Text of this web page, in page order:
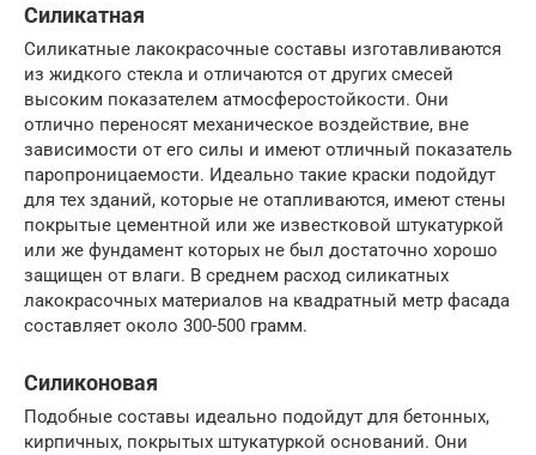
Силикатная
Силикатные лакокрасочные составы изготавливаются
из жидкого стекла и отличаются от других смесей
высоким показателем атмосферостойкости. Они
отлично переносят механическое воздействие, вне
зависимости от его силы и имеют отличный показатель
паропроницаемости. Идеально такие краски подойдут
для тех зданий, которые не отапливаются, имеют стены
покрытые цементной или же известковой штукатуркой
или же фундамент которых не был достаточно хорошо
защищен от влаги. В среднем расход силикатных
лакокрасочных материалов на квадратный метр фасада
составляет около 300-500 грамм.
Силиконовая
Подобные составы идеально подойдут для бетонных,
кирпичных, покрытых штукатуркой оснований. Они